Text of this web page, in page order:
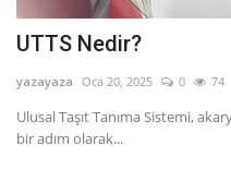
Genel
Dil
UTTS Nedir?
yazayaza Oca 20, 2025 0 74
Ulusal Taşıt Tanıma Sistemi,
bir adım olarak...